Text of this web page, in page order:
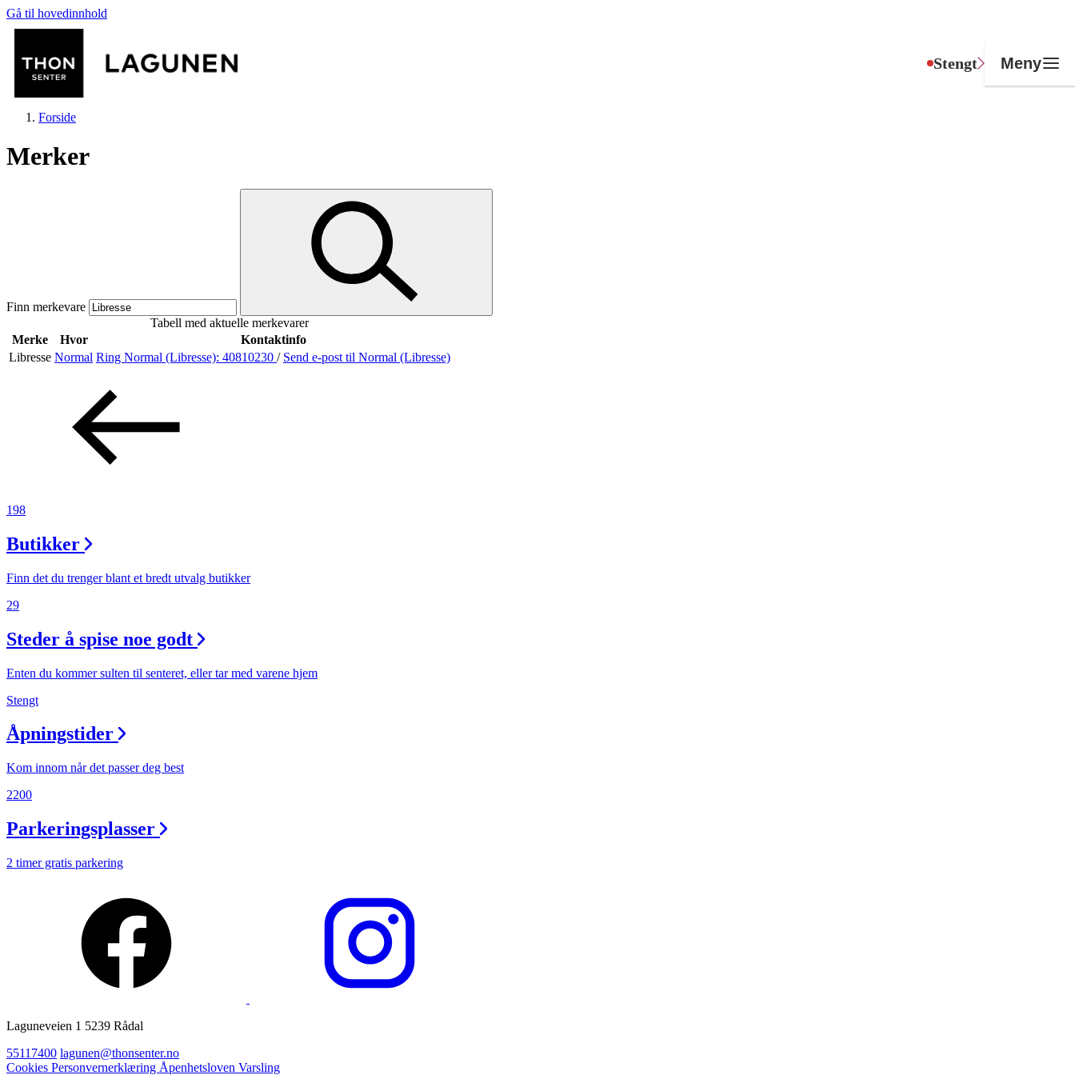
Gå til hovedinnhold
Stengt Meny
Mat og drikke
Helse
Aktiviteter
Tilbud
Søk
Åpningstider
Parkering
Ledige stillinger
Magasin
Finn frem
Forside
Merker
Finn merkevare
Tabell med aktuelle merkevarer
Merke
Hvor
Kontaktinfo
Libresse Normal Ring Normal (Libresse): 40810230 / Send e-post til Normal (Libresse)
198
Butikker
Finn det du trenger blant et bredt utvalg butikker
29
Steder å spise noe godt
Enten du kommer sulten til senteret, eller tar med varene hjem
Stengt
Åpningstider
Kom innom når det passer deg best
2200
Parkeringsplasser
2 timer gratis parkering
Laguneveien 1 5239 Rådal
55117400 lagunen@thonsenter.no
Cookies Personvernerklæring Åpenhetsloven Varsling